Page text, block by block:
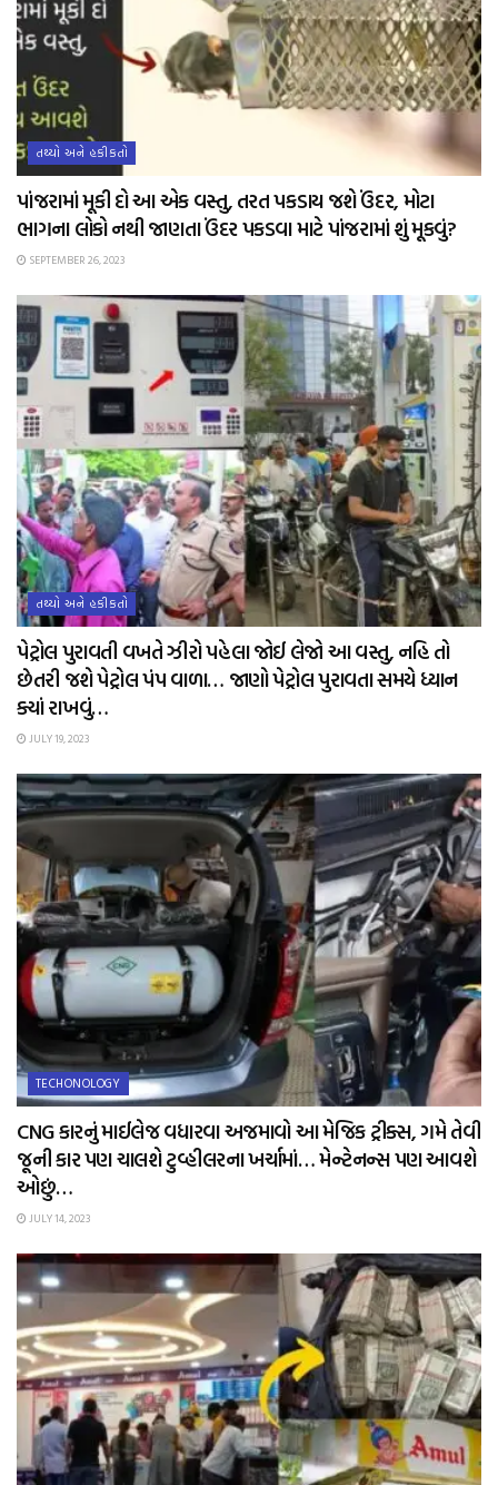
તથ્યો અને હકીકતો
પાંજરામાં મૂકી દો આ એક વસ્તુ, તરત પકડાય જશે ઉંદર, મોટા
ભાગના લોકો નથી જાણતા ઉંદર પકડવા માટે પાંજરામાં શું મૂકવું?
SEPTEMBER 26, 2023
તથ્યો અને હકીકતો
પેટ્રોલ પુરાવતી વખતે ઝીરો પહેલા જોઈ લેજો આ વસ્તુ, નહિ તો
છેતરી જશે પેટ્રોલ પંપ વાળા… જાણો પેટ્રોલ પુરાવતા સમયે ધ્યાન
ક્યાં રાખવું…
JULY 19, 2023
TECHONOLOGY
CNG કારનું માઈલેજ વધારવા અજમાવો આ મેજિક ટ્રીક્સ, ગમે તેવી
જૂની કાર પણ ચાલશે ટુવ્હીલરના ખર્ચામાં… મેન્ટેનન્સ પણ આવશે
ઓછું…
JULY 14, 2023